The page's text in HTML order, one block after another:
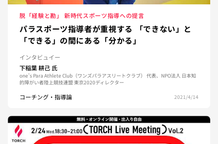
脱「経験と勘」 新時代スポーツ指導への提言
パラスポーツ指導者が重視する 「できない」と
「できる」の間にある「分かる」
インタビュイー
下稲葉 耕己 氏
one's Para Athlete Club（ワンズパラアスリートクラブ） 代表、NPO法人 日本知
的障がい者陸上競技連盟 東京2020ディレクター
コーチング・指導論 2021/4/14